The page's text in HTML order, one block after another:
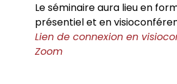
Le séminaire aura lieu en
présentiel et en
Lien de connexion en
Zoom